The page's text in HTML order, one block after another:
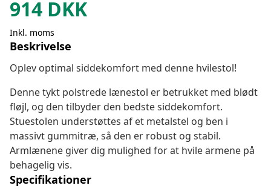
914 DKK
Inkl. moms
Beskrivelse
Oplev optimal siddekomfort med denne hvilestol!
Denne tykt polstrede lænestol er betrukket med blødt
fløjl, og den tilbyder den bedste siddekomfort.
Stuestolen understøttes af et metalstel og ben i
massivt gummitræ, så den er robust og stabil.
Armlænene giver dig mulighed for at hvile armene på
behagelig vis.
Specifikationer